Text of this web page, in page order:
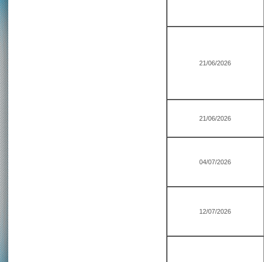
21/06/2026
21/06/2026
04/07/2026
12/07/2026